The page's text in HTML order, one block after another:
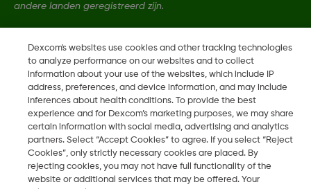
andere landen geregistreerd zijn.
MAT-1840 Rev001
2026 Dexcom, Inc. Alle rechten voorbehouden.
NL
Wijzig Regio
Dexcom's websites use cookies and other tracking technologies
to analyze performance on our websites and to collect
information about your use of the websites, which include IP
address, preferences, and device information, and may include
inferences about health conditions. To provide the best
experience and for Dexcom’s marketing purposes, we may share
certain information with social media, advertising and analytics
partners. Select “Accept Cookies” to agree. If you select “Reject
Cookies”, only strictly necessary cookies are placed. By
rejecting cookies, you may not have full functionality of the
website or additional services that may be offered. Your